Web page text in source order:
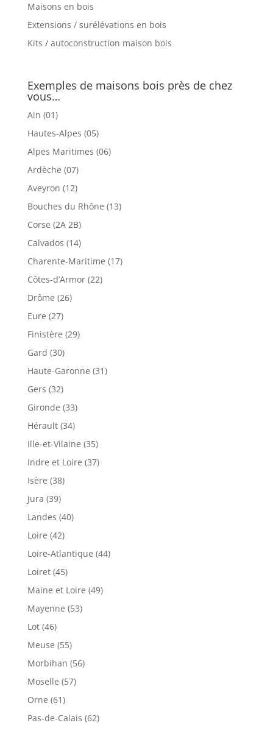
Maisons en bois
Extensions / surélévations en bois
Kits / autoconstruction maison bois
Exemples de maisons bois près de chez
vous…
Ain (01)
Hautes-Alpes (05)
Alpes Maritimes (06)
Ardèche (07)
Aveyron (12)
Bouches du Rhône (13)
Corse (2A 2B)
Calvados (14)
Charente-Maritime (17)
Côtes-d’Armor (22)
Drôme (26)
Eure (27)
Finistère (29)
Gard (30)
Haute-Garonne (31)
Gers (32)
Gironde (33)
Hérault (34)
Ille-et-Vilaine (35)
Indre et Loire (37)
Isère (38)
Jura (39)
Landes (40)
Loire (42)
Loire-Atlantique (44)
Loiret (45)
Maine et Loire (49)
Mayenne (53)
Lot (46)
Meuse (55)
Morbihan (56)
Moselle (57)
Orne (61)
Pas-de-Calais (62)